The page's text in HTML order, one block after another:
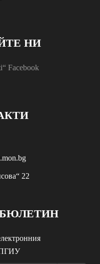
НИ
Facebook
22
ПГИУ